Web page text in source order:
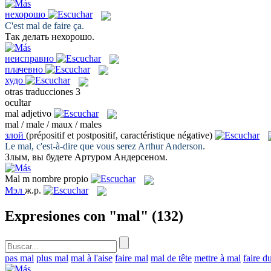
нехорошо
C'est mal de faire ça.
Так делать нехорошо.
неисправно
плачевно
худо
otras traducciones 3
ocultar
mal adjetivo
mal / male / maux / males
злой (prépositif et postpositif, caractéristique négative)
Le mal, c'est-à-dire que vous serez Arthur Anderson.
Злым, вы будете Артуром Андерсеном.
Mal m nombre propio
Мэл ж.р.
Expresiones con "mal" (132)
pas mal plus mal mal à l'aise faire mal mal de tête mettre à mal faire